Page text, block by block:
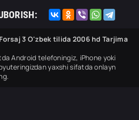
Forsaj 3 O'zbek tilida 2006 hd Tarjima
Android telefoningiz, iPhone yoki
yaxshi sifatda onlayn